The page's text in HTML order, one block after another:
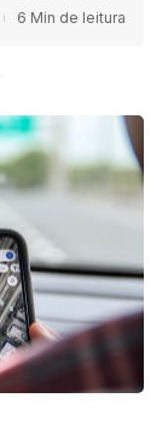
6 Min de leitura